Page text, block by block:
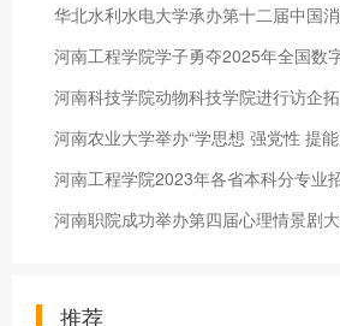
河南工程学院2023年各省本科分专业
河南职院成功举办第四届心理情景剧
推荐